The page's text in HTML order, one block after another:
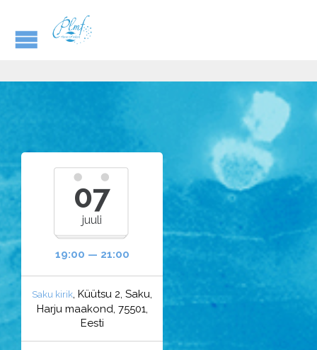
07
juuli
19:00 — 21:00
Saku kirik, Küütsu 2, Saku,
Harju maakond, 75501,
Eesti